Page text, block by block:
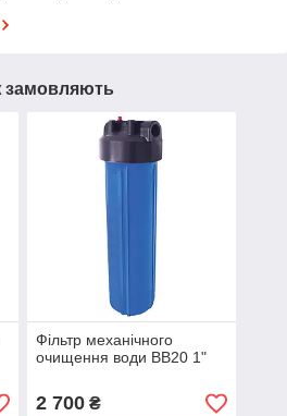
замовляють
Фільтр механічного
очищення води BB20 1"
2 700₴